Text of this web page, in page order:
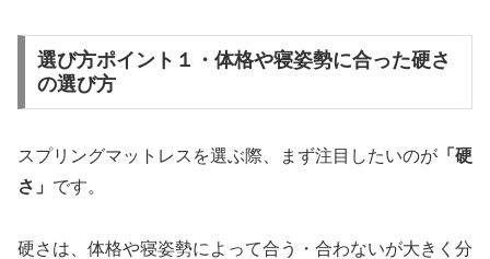
選び方ポイント１・体格や寝姿勢に合った硬さ
の選び方
スプリングマットレスを選ぶ際、まず注目したいのが 「硬
さ」 です。
硬さは、体格や寝姿勢によって合う・合わないが大きく分